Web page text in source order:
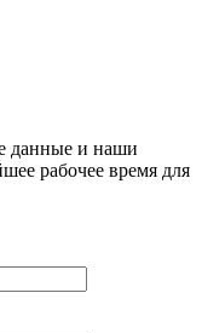
данные и наши
рабочее время для